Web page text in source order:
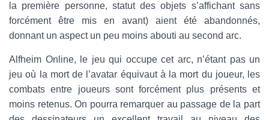
la première personne, statut des objets s’affichant sans
forcément être mis en avant) aient été abandonnés,
donnant un aspect un peu moins abouti au second arc.
Alfheim Online, le jeu qui occupe cet arc, n’étant pas un
jeu où la mort de l’avatar équivaut à la mort du joueur, les
combats entre joueurs sont forcément plus présents et
moins retenus. On pourra remarquer au passage de la part